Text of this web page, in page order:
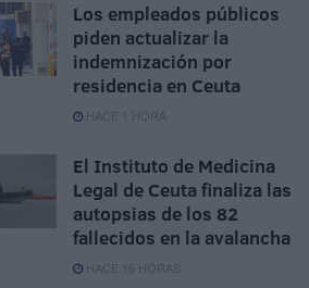
Los empleados públicos
piden actualizar la
indemnización por
residencia en Ceuta
HACE 1 HORA
El Instituto de Medicina
Legal de Ceuta finaliza las
autopsias de los 82
fallecidos en la avalancha
HACE 16 HORAS